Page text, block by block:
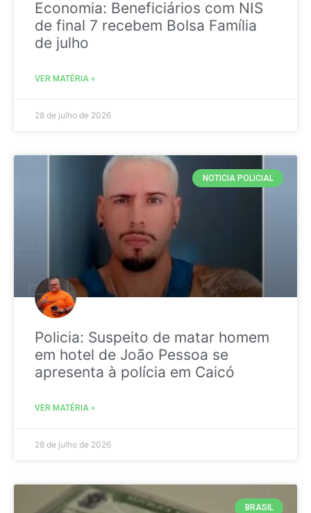
Economia: Beneficiários com NIS
de final 7 recebem Bolsa Família
de julho
VER MATÉRIA »
28 de julho de 2026
NOTICIA POLICIAL
Policia: Suspeito de matar homem
em hotel de João Pessoa se
apresenta à polícia em Caicó
VER MATÉRIA »
28 de julho de 2026
BRASIL